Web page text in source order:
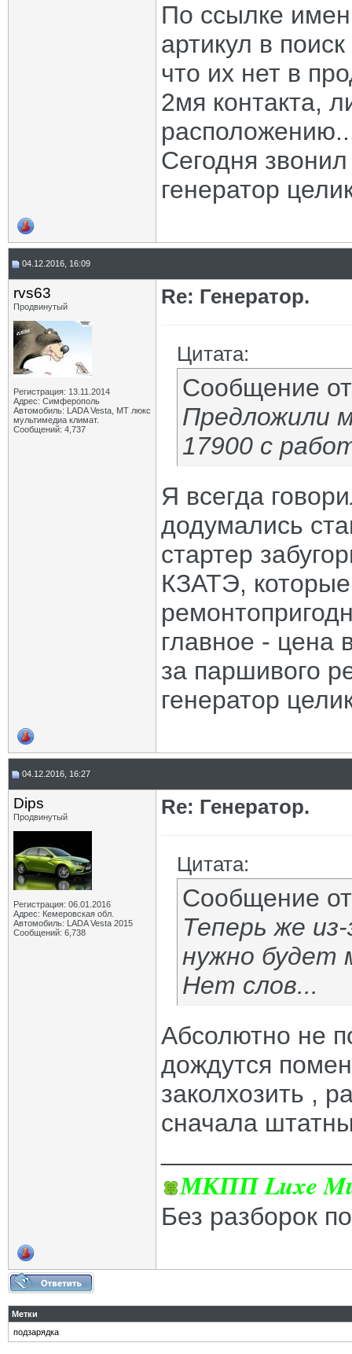
По ссылке
артикул в
что их нет в
2мя контакта,
Сегодня
генератор
04.12.2016, 16:09
rvs63
Продвинутый
Регистрация: 13.11.2014
Адрес: Симферополь
Автомобиль: LADA Vesta, МТ люкс
мультимедиа климат.
Сообщений: 4,737
Re: Генератор.
Цитата:
Сообщение
Предложили
17900 с
Я всегда
додумались
стартер
КЗАТЭ,
главное - цена
за паршивого
генератор
04.12.2016, 16:27
Dips
Продвинутый
Регистрация: 06.01.2016
Адрес: Кемеровская обл.
Автомобиль: LADA Vesta 2015
Сообщений: 6,738
Re: Генератор.
Цитата:
Сообщение
Теперь же
нужно будет
Нет слов...
Абсолютно не
дождутся
заколхозить ,
сначала
МКПП Luxe
Без разборок
Метки
подзарядка